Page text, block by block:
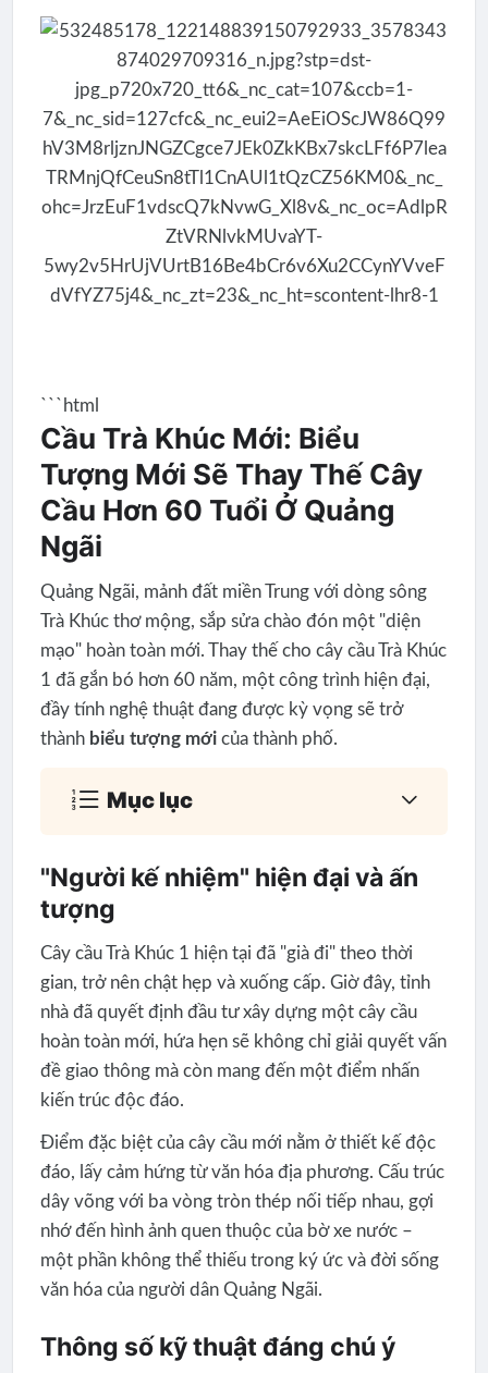
```html
Cầu Trà Khúc Mới: Biểu
Tượng Mới Sẽ Thay Thế Cây
Cầu Hơn 60 Tuổi Ở Quảng
Ngãi
Quảng Ngãi, mảnh đất miền Trung với dòng sông
Trà Khúc thơ mộng, sắp sửa chào đón một "diện
mạo" hoàn toàn mới. Thay thế cho cây cầu Trà Khúc
1 đã gắn bó hơn 60 năm, một công trình hiện đại,
đầy tính nghệ thuật đang được kỳ vọng sẽ trở
thành biểu tượng mớicủa thành phố.
Mục lục
"Người kế nhiệm" hiện đại và ấn
tượng
Cây cầu Trà Khúc 1 hiện tại đã "già đi" theo thời
gian, trở nên chật hẹp và xuống cấp. Giờ đây, tỉnh
nhà đã quyết định đầu tư xây dựng một cây cầu
hoàn toàn mới, hứa hẹn sẽ không chỉ giải quyết vấn
đề giao thông mà còn mang đến một điểm nhấn
kiến trúc độc đáo.
Điểm đặc biệt của cây cầu mới nằm ở thiết kế độc
đáo, lấy cảm hứng từ văn hóa địa phương. Cấu trúc
dây võng với ba vòng tròn thép nối tiếp nhau, gợi
nhớ đến hình ảnh quen thuộc của bờ xe nước –
một phần không thể thiếu trong ký ức và đời sống
văn hóa của người dân Quảng Ngãi.
Thông số kỹ thuật đáng chú ý